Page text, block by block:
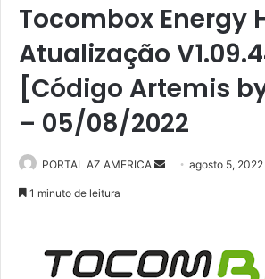
Tocombox Energy
Atualização
[Código Artemis
– 05/08/2022
PORTAL AZ AMERICA
e
u
agosto 5, 2022
1 minuto de leitura